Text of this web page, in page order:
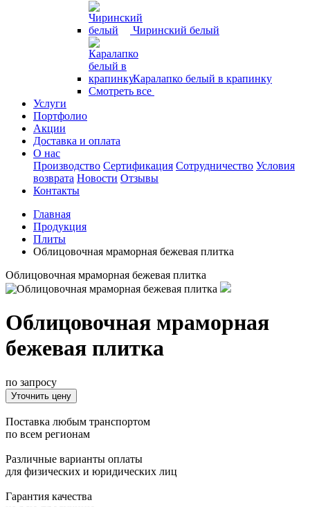
Чиринский белый
Каралапко белый в крапинку
Смотреть все
Услуги
Портфолио
Акции
Доставка и оплата
О нас
Производство Сертификация Сотрудничество Условия
возврата Новости Отзывы
Контакты
Главная
Продукция
Плиты
Облицовочная мраморная бежевая плитка
Облицовочная мраморная бежевая плитка
Облицовочная мраморная
бежевая плитка
по запросу
Уточнить цену
Поставка любым транспортом
по всем регионам
Различные варианты оплаты
для физических и юридических лиц
Гарантия качества